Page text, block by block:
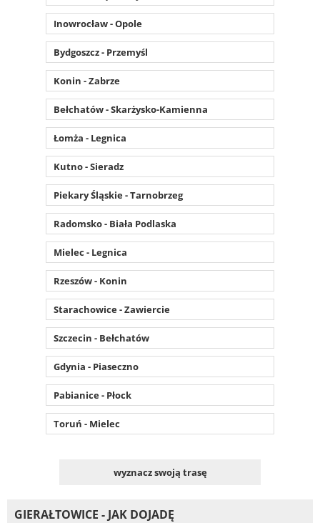
Inowrocław - Opole
Bydgoszcz - Przemyśl
Konin - Zabrze
Bełchatów - Skarżysko-Kamienna
Łomża - Legnica
Kutno - Sieradz
Piekary Śląskie - Tarnobrzeg
Radomsko - Biała Podlaska
Mielec - Legnica
Rzeszów - Konin
Starachowice - Zawiercie
Szczecin - Bełchatów
Gdynia - Piaseczno
Pabianice - Płock
Toruń - Mielec
wyznacz swoją trasę
GIERAŁTOWICE - JAK DOJADĘ